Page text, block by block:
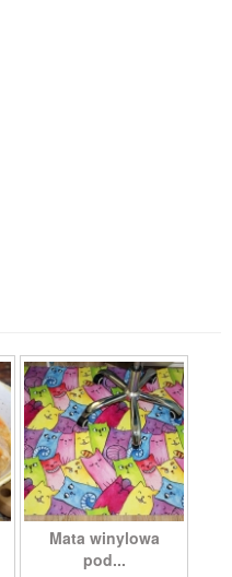
Mata winylowa
pod...